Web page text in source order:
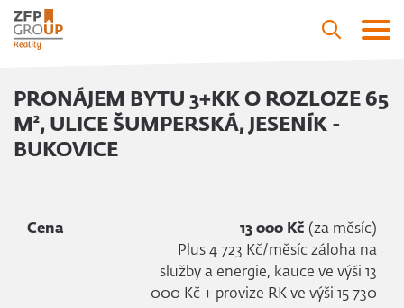
PRONÁJEM BYTU 3+KK O ROZLOZE 65
M², ULICE ŠUMPERSKÁ, JESENÍK -
BUKOVICE
Cena 13 000 Kč (za měsíc)
Plus 4 723 Kč/měsíc záloha na
služby a energie, kauce ve výši 13
000 Kč + provize RK ve výši 15 730